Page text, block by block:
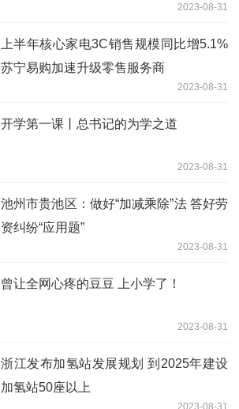
2023-08-31
上半年核心家电3C销售规模同比增5.1%
苏宁易购加速升级零售服务商
2023-08-31
开学第一课丨总书记的为学之道
2023-08-31
池州市贵池区：做好“加减乘除”法 答好劳
资纠纷“应用题”
2023-08-31
曾让全网心疼的豆豆 上小学了！
2023-08-31
浙江发布加氢站发展规划 到2025年建设
加氢站50座以上
2023-08-31